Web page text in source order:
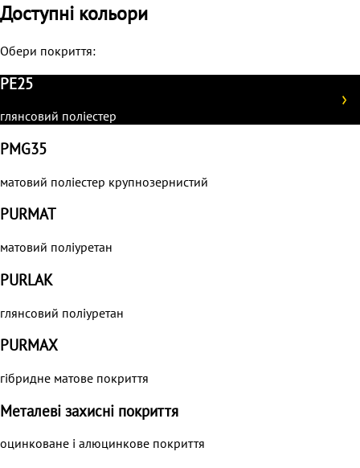
Доступні кольори
Обери покриття:
PE25
глянсовий поліестер
PMG35
матовий поліестер крупнозернистий
PURMAT
матовий поліуретан
PURLAK
глянсовий поліуретан
PURMAХ
гібридне матове покриття
Металеві захисні покриття
оцинковане і алюцинкове покриття